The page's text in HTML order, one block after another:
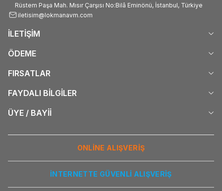
Rüstem Paşa Mah. Mısır Çarşısı No:Bilâ Eminönü, İstanbul, Türkiye
iletisim@lokmanavm.com
İLETİŞİM
ÖDEME
FIRSATLAR
FAYDALI BİLGİLER
ÜYE / BAYİİ
ONLİNE ALIŞVERİŞ
İNTERNETTE GÜVENLİ ALIŞVERİŞ